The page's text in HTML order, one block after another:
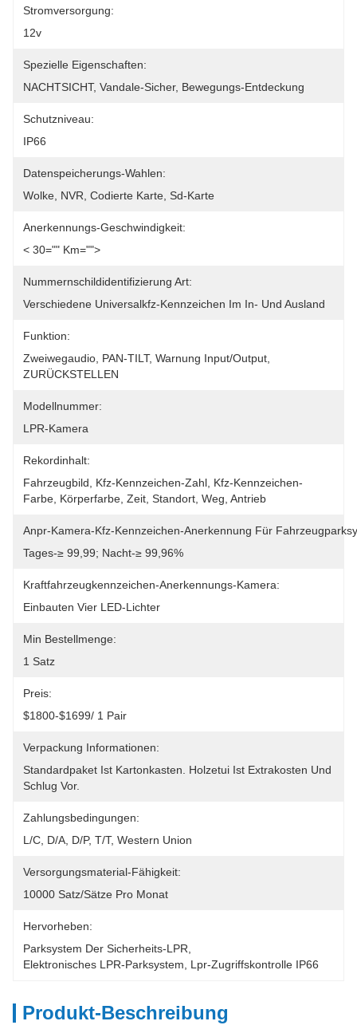
Stromversorgung:
12v
Spezielle Eigenschaften:
NACHTSICHT, Vandale-Sicher, Bewegungs-Entdeckung
Schutzniveau:
IP66
Datenspeicherungs-Wahlen:
Wolke, NVR, Codierte Karte, Sd-Karte
Anerkennungs-Geschwindigkeit:
< 30="" Km="">
Nummernschildidentifizierung Art:
Verschiedene Universalkfz-Kennzeichen Im In- Und Ausland
Funktion:
Zweiwegaudio, PAN-TILT, Warnung Input/Output,
ZURÜCKSTELLEN
Modellnummer:
LPR-Kamera
Rekordinhalt:
Fahrzeugbild, Kfz-Kennzeichen-Zahl, Kfz-Kennzeichen-
Farbe, Körperfarbe, Zeit, Standort, Weg, Antrieb
Anpr-Kamera-Kfz-Kennzeichen-Anerkennung Für
Tages-≥ 99,99; Nacht-≥ 99,96%
Kraftfahrzeugkennzeichen-Anerkennungs-Kamera:
Einbauten Vier LED-Lichter
Min Bestellmenge:
1 Satz
Preis:
$1800-$1699/ 1 Pair
Verpackung Informationen:
Standardpaket Ist Kartonkasten. Holzetui Ist Extrakosten Und
Schlug Vor.
Zahlungsbedingungen:
L/C, D/A, D/P, T/T, Western Union
Versorgungsmaterial-Fähigkeit:
10000 Satz/Sätze Pro Monat
Hervorheben:
Parksystem Der Sicherheits-LPR
Elektronisches LPR-Parksystem
Lpr-Zugriffskontrolle IP66
Produkt-Beschreibung